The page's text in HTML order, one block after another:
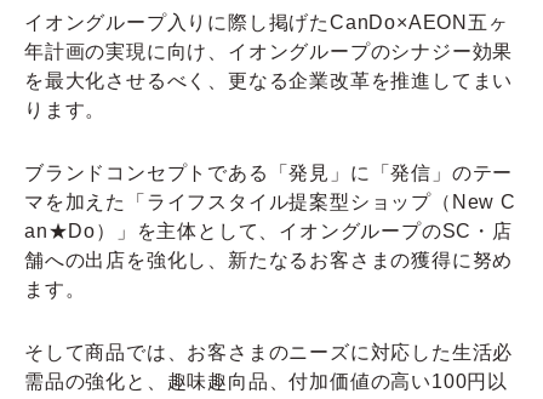
イオングループ入りに際し掲げたCanDo×AEON五ヶ
年計画の実現に向け、イオングループのシナジー効果
を最大化させるべく、更なる企業改革を推進してまい
ります。
ブランドコンセプトである「発見」に「発信」のテー
マを加えた「ライフスタイル提案型ショップ（New C
an★Do）」を主体として、イオングループのSC・店
舗への出店を強化し、新たなるお客さまの獲得に努め
ます。
そして商品では、お客さまのニーズに対応した生活必
需品の強化と、趣味趣向品、付加価値の高い100円以